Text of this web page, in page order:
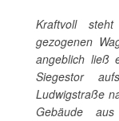
Kraftvoll
gezogenen
angeblich ließ
Siegestor
Ludwigstraße
Gebäude